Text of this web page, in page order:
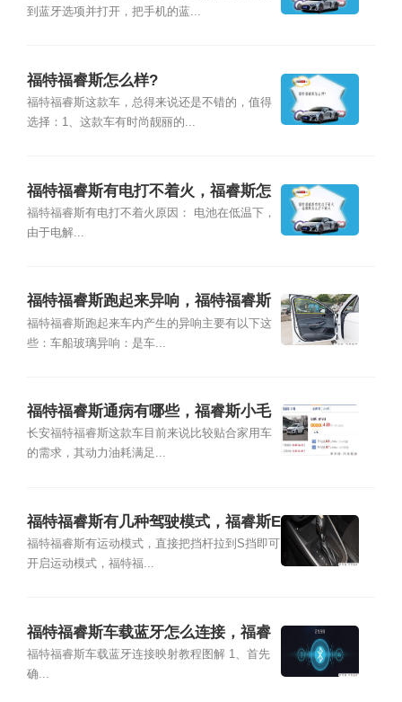
到蓝牙选项并打开，把手机的蓝...
福特福睿斯怎么样?
福特福睿斯这款车，总得来说还是不错的，值得
选择：1、这款车有时尚靓丽的...
福特福睿斯有电打不着火，福睿斯怎
么打不着火
福特福睿斯有电打不着火原因： 电池在低温下，
由于电解...
福特福睿斯跑起来异响，福特福睿斯
有滋滋异响
福特福睿斯跑起来车内产生的异响主要有以下这
些：车船玻璃异响：是车...
福特福睿斯通病有哪些，福睿斯小毛
病多吗
长安福特福睿斯这款车目前来说比较贴合家用车
的需求，其动力油耗满足...
福特福睿斯有几种驾驶模式，福睿斯E
CO模式省油吗
福特福睿斯有运动模式，直接把挡杆拉到S挡即可
开启运动模式，福特福...
福特福睿斯车载蓝牙怎么连接，福睿
斯手机互联映射教程
福特福睿斯车载蓝牙连接映射教程图解 1、首先
确...